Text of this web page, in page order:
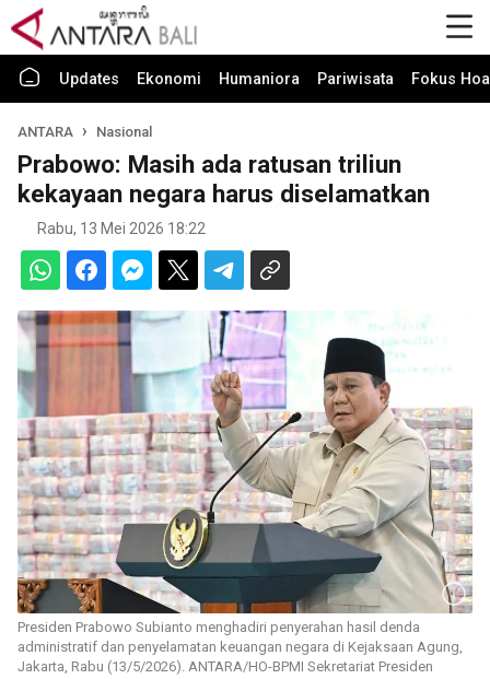
Updates Ekonomi Humaniora Pariwisata Fokus
ANTARA Nasional
Prabowo: Masih ada ratusan triliun
kekayaan negara harus diselamatkan
Rabu, 13 Mei 2026 18:22
Presiden Prabowo Subianto menghadiri penyerahan hasil denda
administratif dan penyelamatan keuangan negara di Kejaksaan Agung,
Jakarta, Rabu (13/5/2026). ANTARA/HO-BPMI Sekretariat Presiden